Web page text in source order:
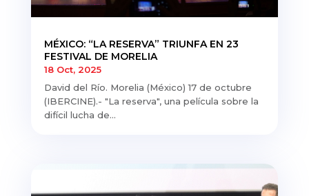
MÉXICO: “LA RESERVA” TRIUNFA EN 23
FESTIVAL DE MORELIA
18 Oct, 2025
David del Río. Morelia (México) 17 de octubre
(IBERCINE).- "La reserva", una película sobre la
difícil lucha de...